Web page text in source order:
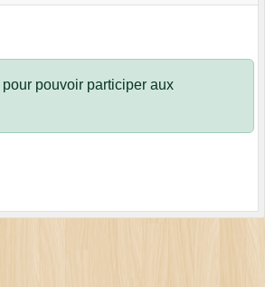
pour pouvoir participer aux